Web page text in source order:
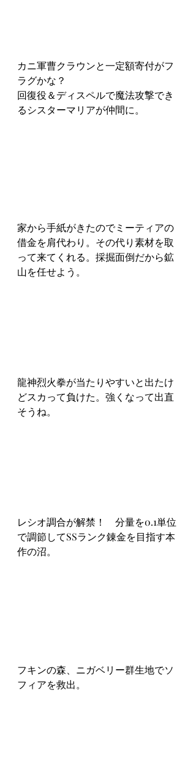
カニ軍曹クラウンと一定額寄付がフ
ラグかな？
回復役＆ディスペルで魔法攻撃でき
るシスターマリアが仲間に。
家から手紙がきたのでミーティアの
借金を肩代わり。その代り素材を取
って来てくれる。採掘面倒だから鉱
山を任せよう。
龍神烈火拳が当たりやすいと出たけ
どスカって負けた。強くなって出直
そうね。
レシオ調合が解禁！　分量を0.1単位
で調節してSSランク錬金を目指す本
作の沼。
フキンの森、ニガベリー群生地でソ
フィアを救出。